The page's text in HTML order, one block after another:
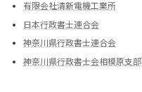
有限会社清新電機工業所
日本行政書士連合会
神奈川県行政書士連合会
神奈川県行政書士会相模原支部